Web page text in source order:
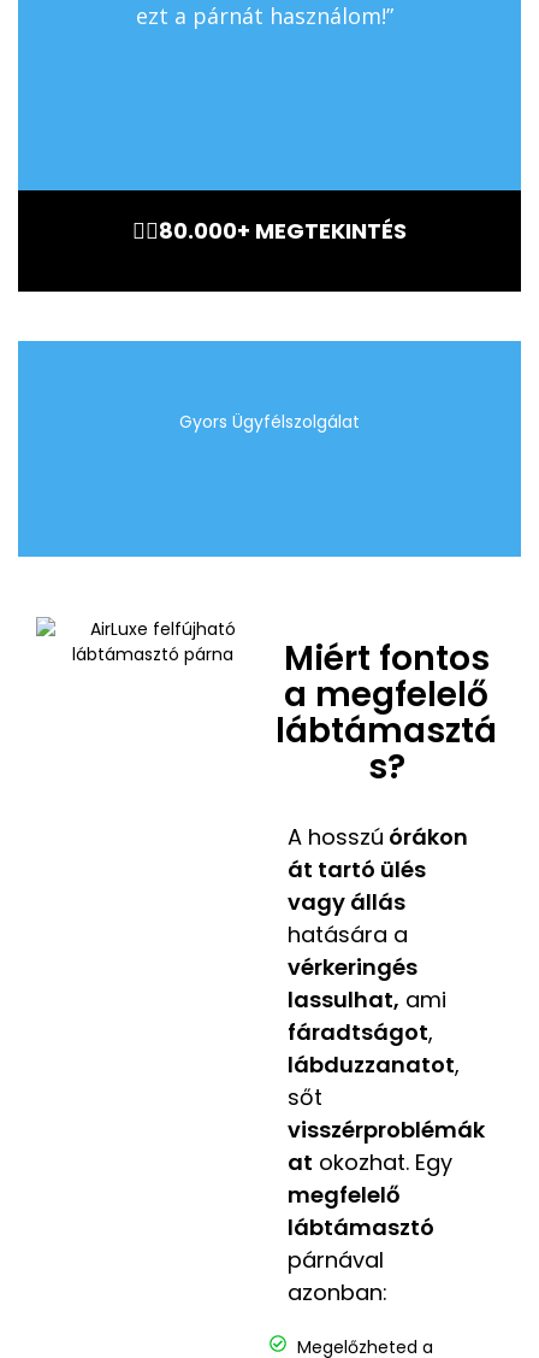
ezt a párnát használom!”
🏃‍♂️80.000+ MEGTEKINTÉS
Gyors Ügyfélszolgálat
Miért fontos
a megfelelő
lábtámasztá
s?
A hosszú órákon
át tartó ülés
vagy állás
hatására a
vérkeringés
lassulhat, ami
fáradtságot,
lábduzzanatot,
sőt
visszérproblémák
at okozhat. Egy
megfelelő
lábtámasztó
párnával
azonban:
Megelőzheted a